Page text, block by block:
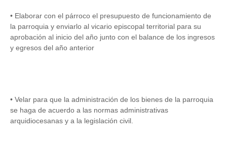
• Elaborar con el párroco el presupuesto de funcionamiento de
la parroquia y enviarlo al vicario episcopal territorial para su
aprobación al inicio del año junto con el balance de los ingresos
y egresos del año anterior
• Velar para que la administración de los bienes de la parroquia
se haga de acuerdo a las normas administrativas
arquidiocesanas y a la legislación civil.